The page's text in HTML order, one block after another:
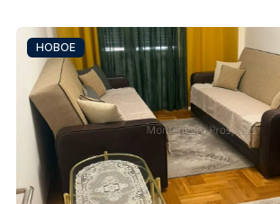
НОВОЕ